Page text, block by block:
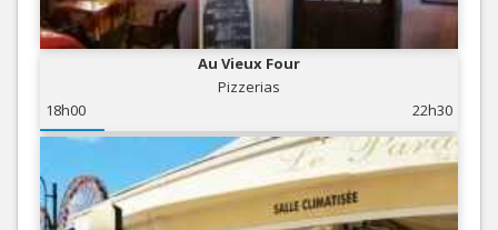
Au Vieux Four
Pizzerias
18h00
22h30